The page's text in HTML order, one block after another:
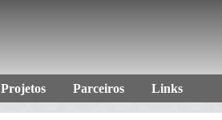
Projetos Parceiros Links